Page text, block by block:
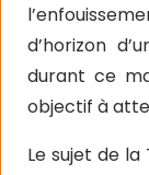
d’horizon
durant ce
objectif à
Le sujet de